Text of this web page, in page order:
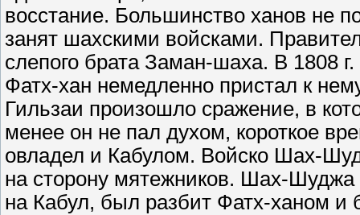
восстание. Большинство ханов не
занят шахскими войсками.
слепого брата Заман-шаха. В 1808
Фатх-хан немедленно пристал к
Гильзаи произошло сражение, в
менее он не пал духом, короткое
овладел и Кабулом. Войско Шах-
на сторону мятежников. Шах-
на Кабул, был разбит Фатх-ханом и